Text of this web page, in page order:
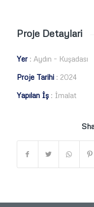
Proje Detaylari
Yer: Aydın – Kuşadası
Proje Tarihi: 2024
Yapılan İş: İmalat